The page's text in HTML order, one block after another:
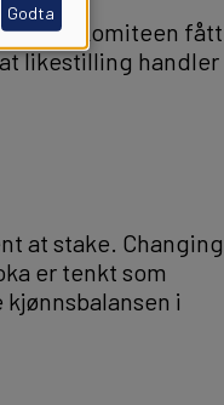
Kif-komiteen fått
likestilling handler
at stake. Changing
er tenkt som
i
Godta